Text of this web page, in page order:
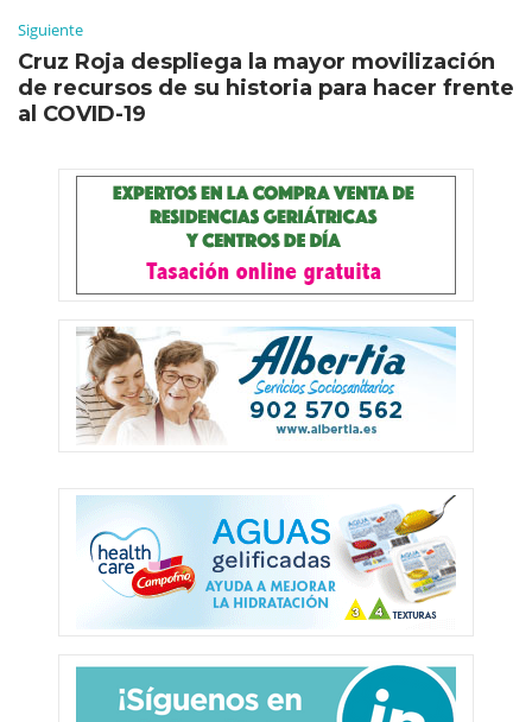
Siguiente
Cruz Roja despliega la mayor movilización
de recursos de su historia para hacer frente
al COVID-19